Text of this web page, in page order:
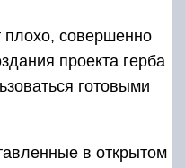
плохо, совершенно
проекта герба
готовыми
в открытом